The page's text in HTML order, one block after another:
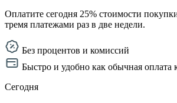
Оплатите сегодня 25% стоимости
тремя платежами раз в две недели.
Без процентов и комиссий
Быстро и удобно как обычная оплата
Сегодня